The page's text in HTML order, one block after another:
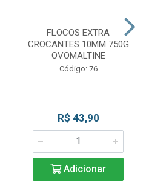
FLOCOS EXTRA
CROCANTES 10MM 750G
OVOMALTINE
Código: 76
R$ 43,90
Adicionar